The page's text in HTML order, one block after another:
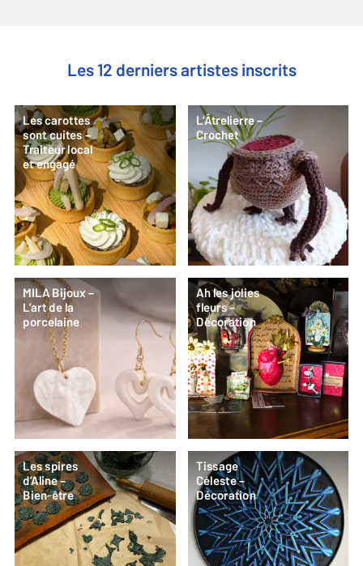
Les 12 derniers artistes inscrits
Les carottes
sont cuites –
Traiteur local
et engagé
L’Âtrelierre –
Crochet
MILA Bijoux –
L’art de la
porcelaine
Ah les jolies
fleurs –
Décoration
Les spires
d’Aline –
Bien-être
Tissage
Céleste –
Décoration